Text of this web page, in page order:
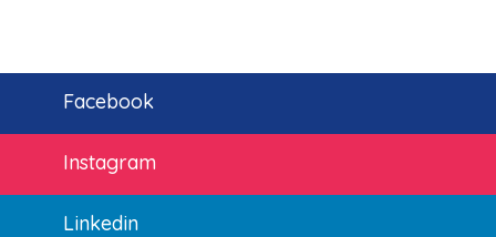
Facebook
Instagram
Linkedin